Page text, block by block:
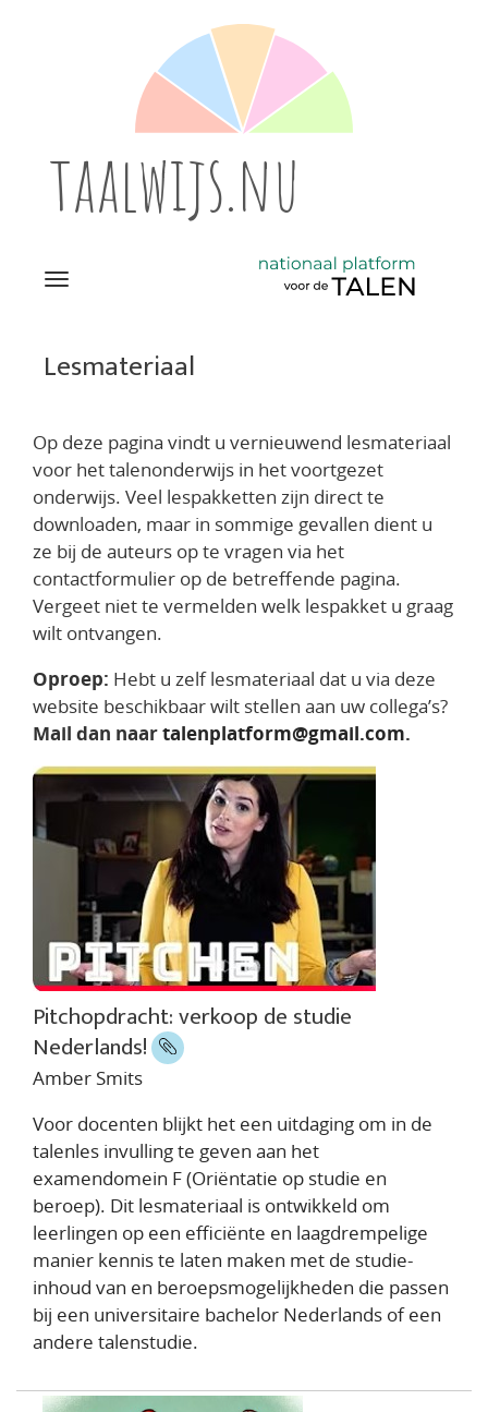
taalwijs.nu
Navigation
Lesmateriaal
Op deze pagina vindt u vernieuwend lesmateriaal
voor het talenonderwijs in het voortgezet
onderwijs. Veel lespakketten zijn direct te
downloaden, maar in sommige gevallen dient u
ze bij de auteurs op te vragen via het
contactformulier op de betreffende pagina.
Vergeet niet te vermelden welk lespakket u graag
wilt ontvangen.
Oproep: Hebt u zelf lesmateriaal dat u via deze
website beschikbaar wilt stellen aan uw collega’s?
Mail dan naartalenplatform@gmail.com.
Pitchopdracht: verkoop de studie
Nederlands!
Amber Smits
Voor docenten blijkt het een uitdaging om in de
talenles invulling te geven aan het
examendomein F (Oriëntatie op studie en
beroep). Dit lesmateriaal is ontwikkeld om
leerlingen op een efficiënte en laagdrempelige
manier kennis te laten maken met de studie-
inhoud van en beroepsmogelijkheden die passen
bij een universitaire bachelor Nederlands of een
andere talenstudie.